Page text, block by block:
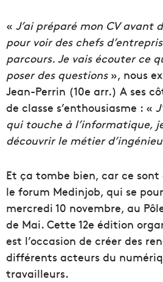
« J’ai préparé mon CV avant
pour voir des chefs
parcours. Je vais écouter ce
poser des questions», nous
Jean-Perrin (10e arr.) A ses
de classe s’enthousiasme : «
qui touche à l’informatique,
découvrir le métier
Et ça tombe bien, car ce
le forum Medinjob, qui se
mercredi 10 novembre, au
de Mai. Cette 12e édition
est l’occasion de créer des
différents acteurs du
travailleurs.